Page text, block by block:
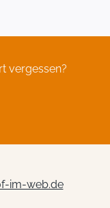
vergessen?
im-web.de